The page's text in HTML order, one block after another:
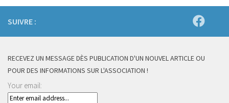
SUIVRE :
RECEVEZ UN MESSAGE DÈS PUBLICATION D'UN NOUVEL ARTICLE OU
POUR DES INFORMATIONS SUR L'ASSOCIATION !
Your email: